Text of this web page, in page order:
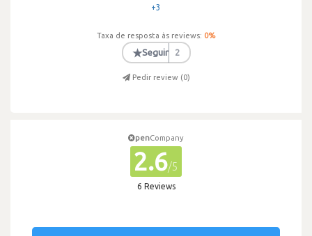
+3
Taxa de resposta às reviews: 0%
★Seguir 2
Pedir review (0)
penCompany
2.6/5
6 Reviews